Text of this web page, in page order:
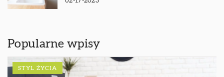
Popularne wpisy
STYL ŻYCIA